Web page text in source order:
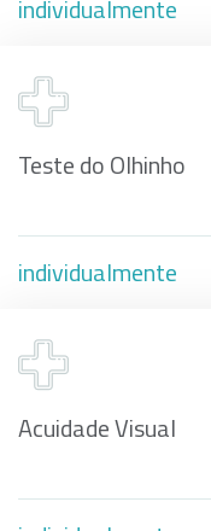
individualmente
Teste do Olhinho
individualmente
Acuidade Visual